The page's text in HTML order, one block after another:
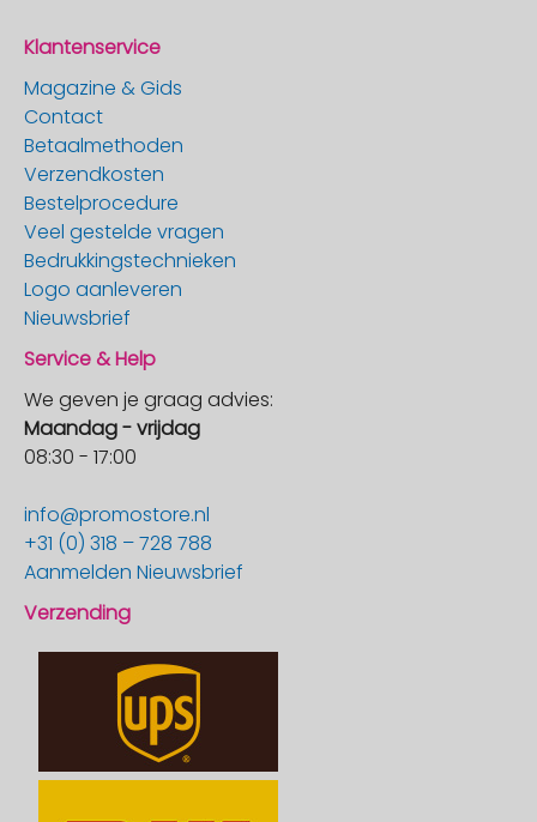
Klantenservice
Magazine & Gids
Contact
Betaalmethoden
Verzendkosten
Bestelprocedure
Veel gestelde vragen
Bedrukkingstechnieken
Logo aanleveren
Nieuwsbrief
Service & Help
We geven je graag advies:
Maandag - vrijdag
08:30 - 17:00
info@promostore.nl
+31 (0) 318 – 728 788
Aanmelden Nieuwsbrief
Verzending